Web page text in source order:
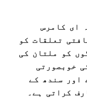
ای کامرس
تعلقات کو
کو ملتان کی
خوبصورتی
اور سندھ کے
کراتی ہے۔